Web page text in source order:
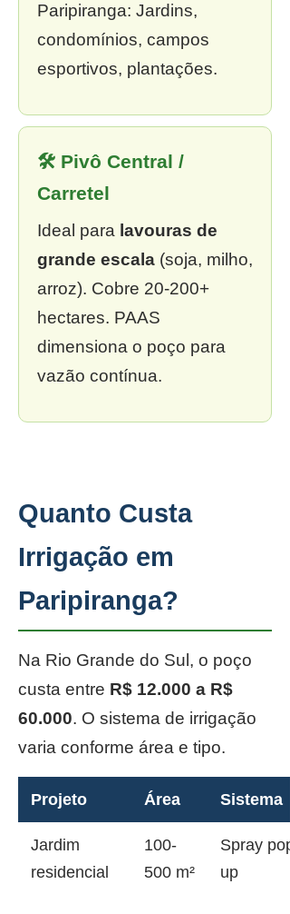
Paripiranga: Jardins,
condomínios, campos
esportivos, plantações.
🛠 Pivô Central /
Carretel
Ideal para lavouras de
grande escala (soja, milho,
arroz). Cobre 20-200+
hectares. PAAS
dimensiona o poço para
vazão contínua.
Quanto Custa
Irrigação em
Paripiranga?
Na Rio Grande do Sul, o poço
custa entre R$ 12.000 a R$
60.000. O sistema de irrigação
varia conforme área e tipo.
Projeto Área Sistema
Jardim
residencial
100-
500 m²
Spray pop-
up